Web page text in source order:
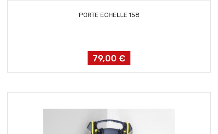
PORTE ECHELLE 158
Prix
79,00 €